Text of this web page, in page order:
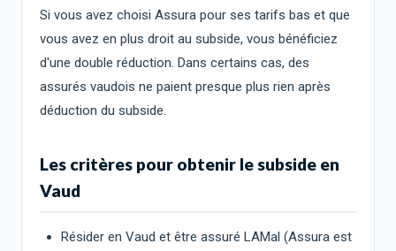
Si vous avez choisi Assura pour ses tarifs bas et que
vous avez en plus droit au subside, vous bénéficiez
d'une double réduction. Dans certains cas, des
assurés vaudois ne paient presque plus rien après
déduction du subside.
Les critères pour obtenir le subside en
Vaud
Résider en Vaud et être assuré LAMal (Assura est